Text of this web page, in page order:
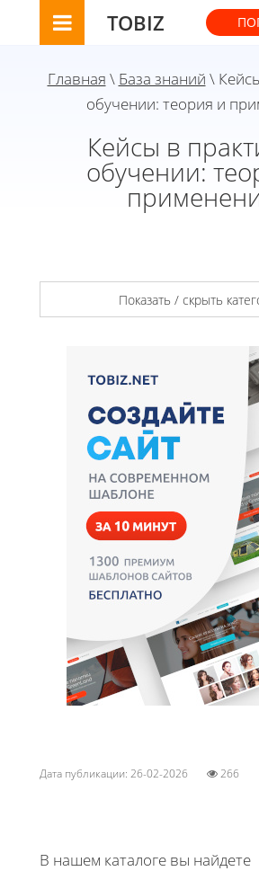
TOBIZ
Главная \ База знаний \
обучении: теория и
Кейсы в
обучении:
Показать / скрыть
Дата публикации: 26-02-2026 266
В нашем каталоге вы найдете